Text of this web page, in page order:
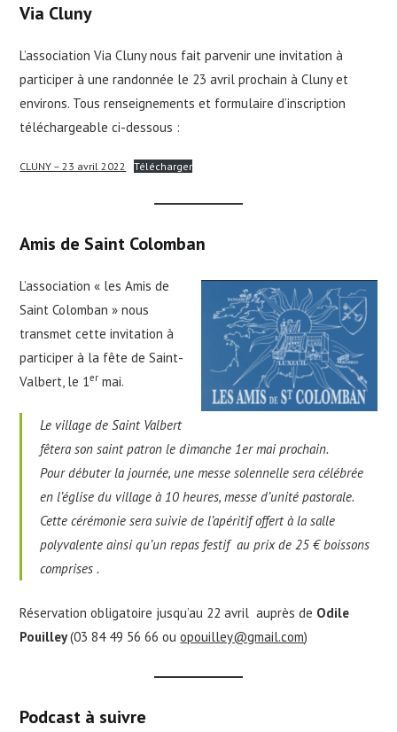
Via Cluny
L’association Via Cluny nous fait parvenir une invitation à
participer à une randonnée le 23 avril prochain à Cluny et
environs. Tous renseignements et formulaire d’inscription
téléchargeable ci-dessous :
CLUNY – 23 avril 2022 Télécharger
Amis de Saint Colomban
L’association « les Amis de
Saint Colomban » nous
transmet cette invitation à
participer à la fête de Saint-
Valbert, le 1er mai.
Le village de Saint Valbert
fêtera son saint patron le dimanche 1er mai prochain.
Pour débuter la journée, une messe solennelle sera célébrée
en l’église du village à 10 heures, messe d’unité pastorale.
Cette cérémonie sera suivie de l’apéritif offert à la salle
polyvalente ainsi qu’un repas festif au prix de 25 € boissons
comprises .
Réservation obligatoire jusqu’au 22 avril auprès de Odile
Pouilley(03 84 49 56 66 ouopouilley@gmail.com)
Podcast à suivre